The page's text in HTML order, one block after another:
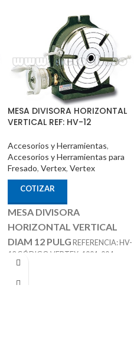
MESA DIVISORA HORIZONTAL
VERTICAL REF: HV-12
Accesorios y Herramientas,
Accesorios y Herramientas para
Fresado, Vertex, Vertex
COTIZAR
MESA DIVISORA
HORIZONTAL VERTICAL
DIAM 12 PULG REFERENCIA: HV-
12 CÓDIGO VERTEX: 1001-004
OPCIONALES: